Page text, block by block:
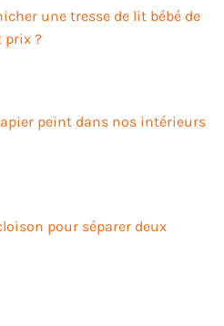
une tresse de lit bébé de
prix ?
peint dans nos intérieurs
pour séparer deux